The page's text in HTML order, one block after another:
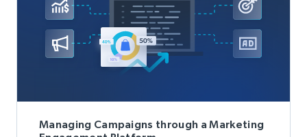
Managing Campaigns through a Marketing